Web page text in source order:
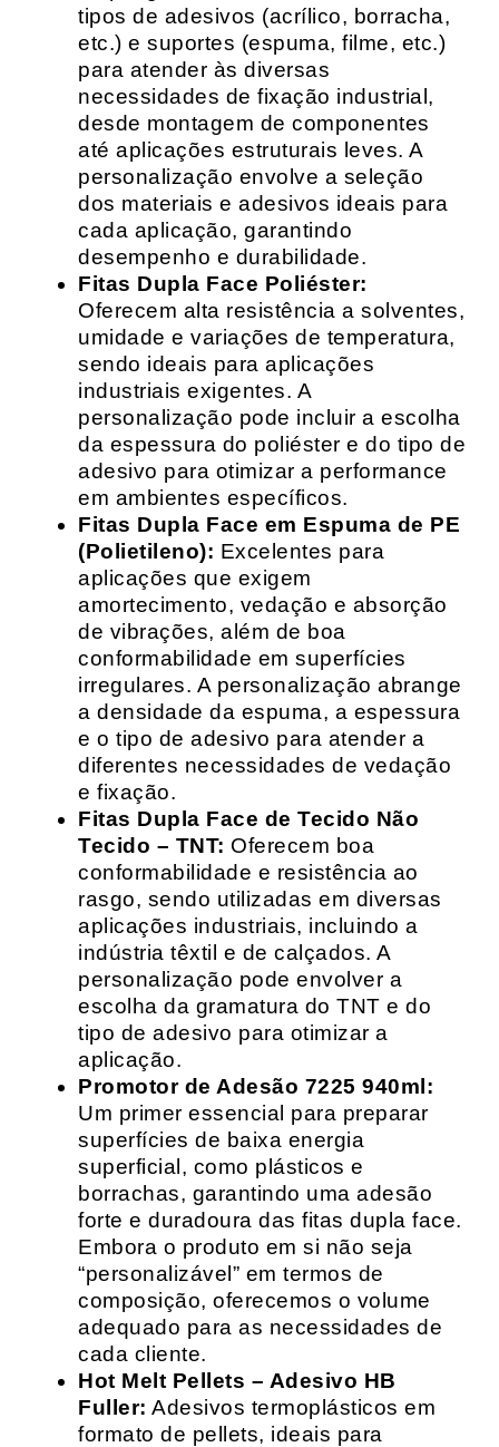
tipos de adesivos (acrílico, borracha,
etc.) e suportes (espuma, filme, etc.)
para atender às diversas
necessidades de fixação industrial,
desde montagem de componentes
até aplicações estruturais leves. A
personalização envolve a seleção
dos materiais e adesivos ideais para
cada aplicação, garantindo
desempenho e durabilidade.
Fitas Dupla Face Poliéster:
Oferecem alta resistência a solventes,
umidade e variações de temperatura,
sendo ideais para aplicações
industriais exigentes. A
personalização pode incluir a escolha
da espessura do poliéster e do tipo de
adesivo para otimizar a performance
em ambientes específicos.
Fitas Dupla Face em Espuma de PE
(Polietileno): Excelentes para
aplicações que exigem
amortecimento, vedação e absorção
de vibrações, além de boa
conformabilidade em superfícies
irregulares. A personalização abrange
a densidade da espuma, a espessura
e o tipo de adesivo para atender a
diferentes necessidades de vedação
e fixação.
Fitas Dupla Face de Tecido Não
Tecido – TNT: Oferecem boa
conformabilidade e resistência ao
rasgo, sendo utilizadas em diversas
aplicações industriais, incluindo a
indústria têxtil e de calçados. A
personalização pode envolver a
escolha da gramatura do TNT e do
tipo de adesivo para otimizar a
aplicação.
Promotor de Adesão 7225 940ml:
Um primer essencial para preparar
superfícies de baixa energia
superficial, como plásticos e
borrachas, garantindo uma adesão
forte e duradoura das fitas dupla face.
Embora o produto em si não seja
“personalizável” em termos de
composição, oferecemos o volume
adequado para as necessidades de
cada cliente.
Hot Melt Pellets – Adesivo HB
Fuller: Adesivos termoplásticos em
formato de pellets, ideais para